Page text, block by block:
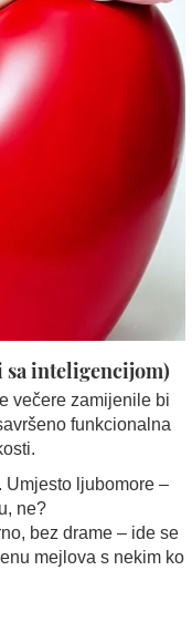
sa inteligencijom)
večere zamijenile bi
funkcionalna
Umjesto ljubomore –
ne?
bez drame – ide se
mejlova s nekim ko